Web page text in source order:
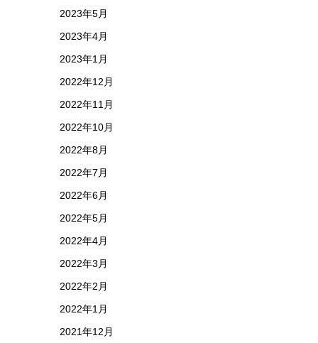
2023年5月
2023年4月
2023年1月
2022年12月
2022年11月
2022年10月
2022年8月
2022年7月
2022年6月
2022年5月
2022年4月
2022年3月
2022年2月
2022年1月
2021年12月